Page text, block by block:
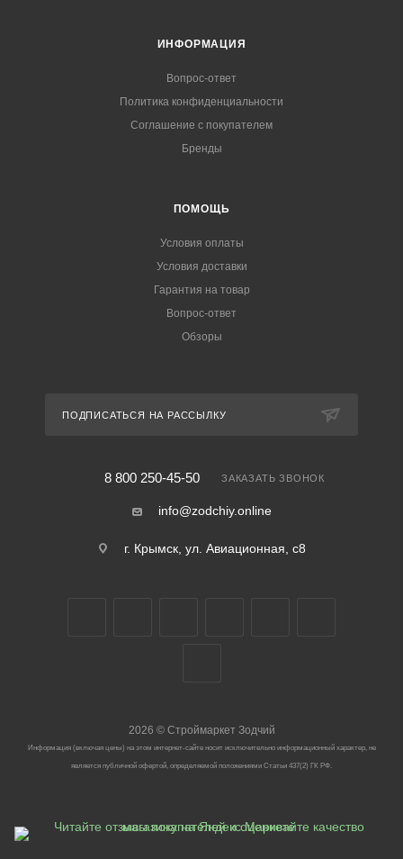
ИНФОРМАЦИЯ
Вопрос-ответ
Политика конфиденциальности
Соглашение с покупателем
Бренды
ПОМОЩЬ
Условия оплаты
Условия доставки
Гарантия на товар
Вопрос-ответ
Обзоры
ПОДПИСАТЬСЯ НА РАССЫЛКУ
8 800 250-45-50 ЗАКАЗАТЬ ЗВОНОК
info@zodchiy.online
г. Крымск, ул. Авиационная, с8
2026 ©Строймаркет Зодчий
Информация (включая цены) на этом интернет-сайте носит исключительно информационный характер, не
является публичной офертой, определяемой положениями Статьи 437(2) ГК РФ.